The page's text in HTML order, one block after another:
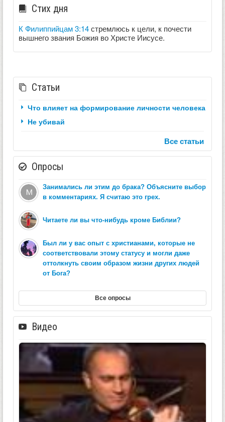
Стих дня
К Филиппийцам 3:14стремлюсь к цели, к почести
вышнего звания Божия во Христе Иисусе.
Статьи
Что влияет на формирование личности человека
Не убивай
Все статьи
Опросы
Занимались ли этим до брака? Объясните выбор
в комментариях. Я считаю это грех.
Читаете ли вы что-нибудь кроме Библии?
Был ли у вас опыт с христианами, которые не
соответствовали этому статусу и могли даже
оттолкнуть своим образом жизни других людей
от Бога?
Все опросы
Видео